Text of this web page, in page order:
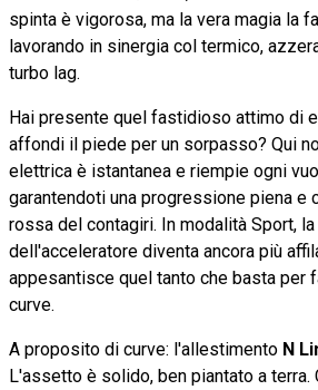
spinta è vigorosa, ma la vera magia la
lavorando in sinergia col termico,
turbo lag.
Hai presente quel fastidioso attimo di
affondi il piede per un sorpasso? Qui
elettrica è istantanea e riempie ogni
garantendoti una progressione piena e
rossa del contagiri. In modalità Sport,
dell'acceleratore diventa ancora più
appesantisce quel tanto che basta per
curve.
A proposito di curve: l'allestimento N
L'assetto è solido, ben piantato a terra.